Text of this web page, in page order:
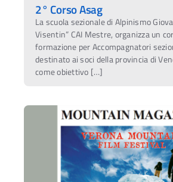
2° Corso Asag
La scuola sezionale di Alpinismo
Visentin” CAI Mestre, organizza un
formazione per Accompagnatori
destinato ai soci della provincia di
come obiettivo […]